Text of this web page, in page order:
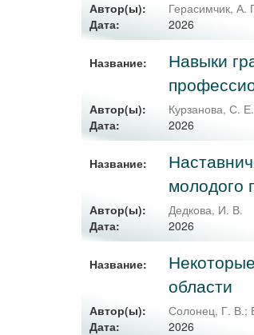
Автор(ы): Герасимчик, А.
Дата:
2026
Название:
Навыки
Автор(ы):
Курзанова, С. Е.
Дата:
2026
Название:
молодого
Автор(ы):
Дедкова, И. В.
Дата:
2026
Название:
области
Автор(ы): Солонец, Г. В.;
Дата:
2026